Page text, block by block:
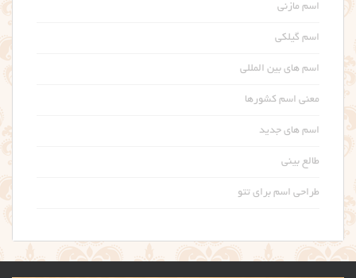
اسم مازنی
اسم گیلکی
اسم های بین المللی
معنی اسم کشورها
اسم های جدید
طالع بینی
طراحی اسم برای تتو